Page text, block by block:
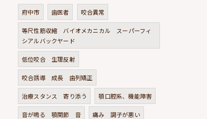
府中市 歯医者 咬合異常
等尺性筋収縮 バイオメカニカル スーパーフィ
シアルバックヤード
低位咬合 生理反射
咬合誘導 成長 歯列矯正
治療スタンス 寄り添う 顎口腔系、機能障害
音が鳴る 顎関節 音 痛み 調子が悪い